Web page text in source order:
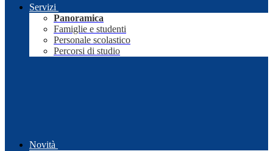
Servizi
Panoramica
Famiglie e studenti
Personale scolastico
Percorsi di studio
Novità